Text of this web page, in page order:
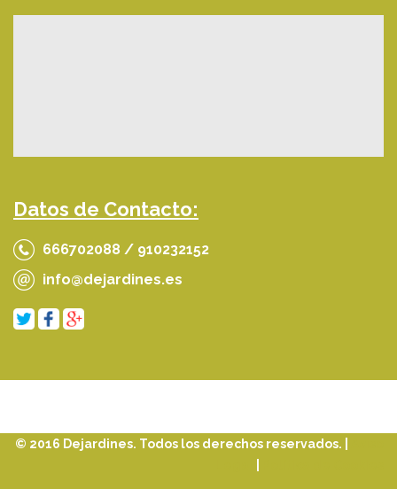
Datos de Contacto:
666702088 / 910232152
info@dejardines.es
© 2016 Dejardines. Todos los derechos reservados. |